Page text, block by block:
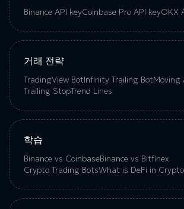
Binance API keyCoinbase Pro API keyOKX
거래 전략
TradingView BotInfinity Trailing BotMoving
Trailing StopTrend Lines
학습
Binance vs CoinbaseBinance vs Bitfinex
Crypto Trading BotsWhat is DeFi in Crypto